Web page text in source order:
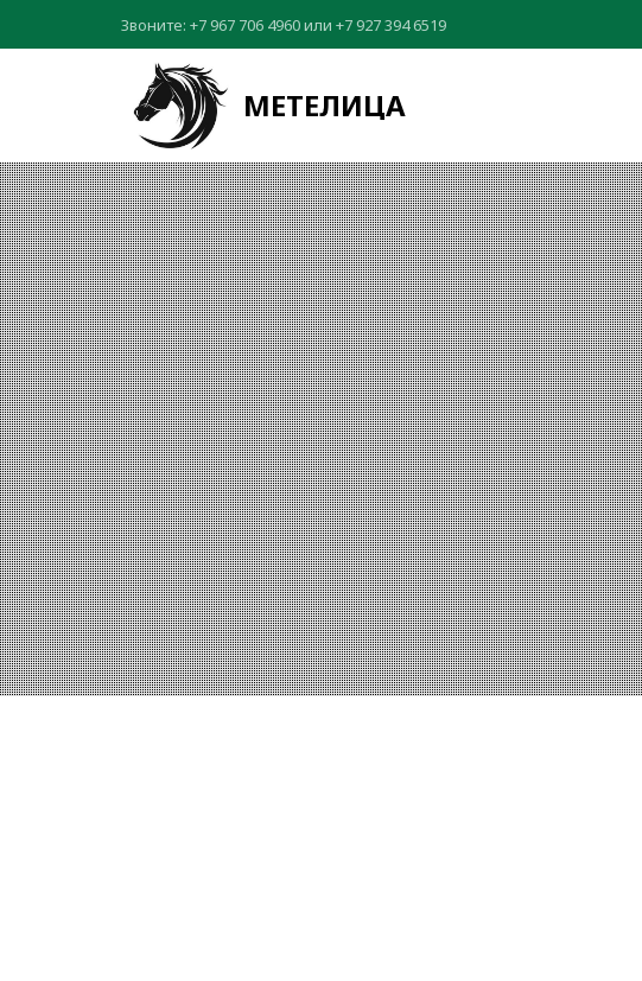
Звоните: +7 967 706 4960или +7 927 394 6519
МЕТЕЛИЦА